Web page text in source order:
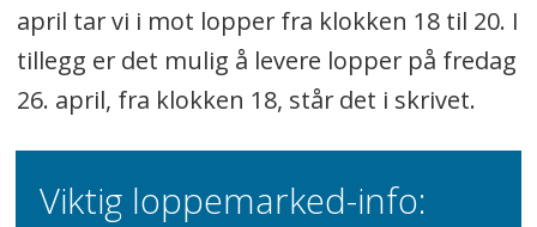
april tar vi i mot lopper fra klokken 18 til 20. I
tillegg er det mulig å levere lopper på fredag
26. april, fra klokken 18, står det i skrivet.
Viktig loppemarked-info: